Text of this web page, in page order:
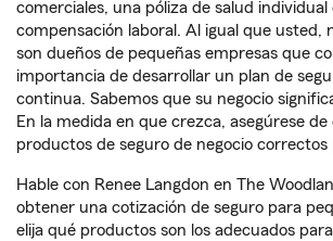
comerciales, una póliza de salud individual
compensación laboral. Al igual que usted,
son dueños de pequeñas empresas que
importancia de desarrollar un plan de
continua. Sabemos que su negocio
En la medida en que crezca, asegúrese
productos de seguro de negocio correctos
Hable con Renee Langdon en The
obtener una cotización de seguro para
elija qué productos son los adecuados